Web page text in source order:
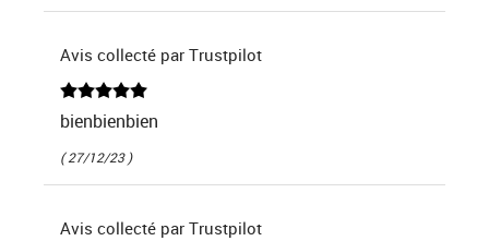
Avis collecté par Trustpilot
bienbienbien
( 27/12/23 )
Avis collecté par Trustpilot